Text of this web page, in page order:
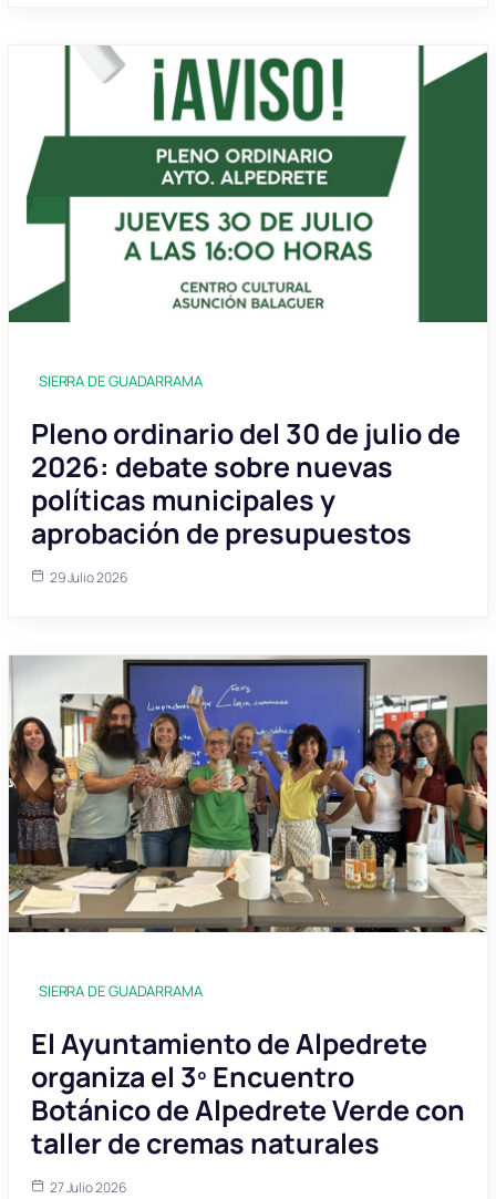
SIERRA DE GUADARRAMA
Pleno ordinario del 30 de julio de
2026: debate sobre nuevas
políticas municipales y
aprobación de presupuestos
29 Julio 2026
SIERRA DE GUADARRAMA
El Ayuntamiento de Alpedrete
organiza el 3º Encuentro
Botánico de Alpedrete Verde con
taller de cremas naturales
27 Julio 2026